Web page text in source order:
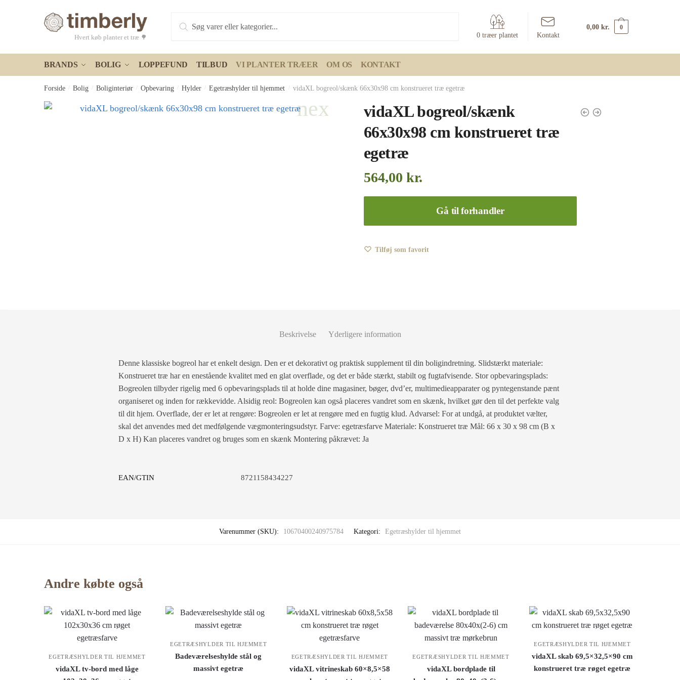
Hvert køb planter et træ 🌳
search
0 træer plantet Kontakt
0,00 kr. 0
BRANDS BOLIG LOPPEFUND TILBUD VI PLANTER TRÆER OM OS KONTAKT
Forside Bolig Boliginteriør Opbevaring Hylder Egetræshylder til hjemmet vidaXL bogreol/skænk 66x30x98 cm konstrueret træ egetræ
vidaXL bogreol/skænk
66x30x98 cm konstrueret træ
egetræ
564,00 kr.
Gå til forhandler
Tilføj som favorit
Beskrivelse Yderligere information
Denne klassiske bogreol har et enkelt design. Den er et dekorativt og praktisk supplement til din boligindretning. Slidstærkt materiale:
Konstrueret træ har en enestående kvalitet med en glat overflade, og det er både stærkt, stabilt og fugtafvisende. Stor opbevaringsplads:
Bogreolen tilbyder rigelig med 6 opbevaringsplads til at holde dine magasiner, bøger, dvd’er, multimedieapparater og pyntegenstande pænt
organiseret og inden for rækkevidde. Alsidig reol: Bogreolen kan også placeres vandret som en skænk, hvilket gør den til det perfekte valg
til dit hjem. Overflade, der er let at rengøre: Bogreolen er let at rengøre med en fugtig klud. Advarsel: For at undgå, at produktet vælter,
skal det anvendes med det medfølgende vægmonteringsudstyr. Farve: egetræsfarve Materiale: Konstrueret træ Mål: 66 x 30 x 98 cm (B x
D x H) Kan placeres vandret og bruges som en skænk Montering påkrævet: Ja
EAN/GTIN 8721158434227
Varenummer (SKU): 10670400240975784 Kategori: Egetræshylder til hjemmet
Andre købte også
EGETRÆSHYLDER TIL HJEMMET
vidaXL tv-bord med låge
EGETRÆSHYLDER TIL HJEMMET
Badeværelseshylde stål og
massivt egetræ
EGETRÆSHYLDER TIL HJEMMET
vidaXL vitrineskab 60×8,5×58
EGETRÆSHYLDER TIL HJEMMET
vidaXL bordplade til
EGETRÆSHYLDER TIL HJEMMET
vidaXL skab 69,5×32,5×90 cm
konstrueret træ røget egetræ